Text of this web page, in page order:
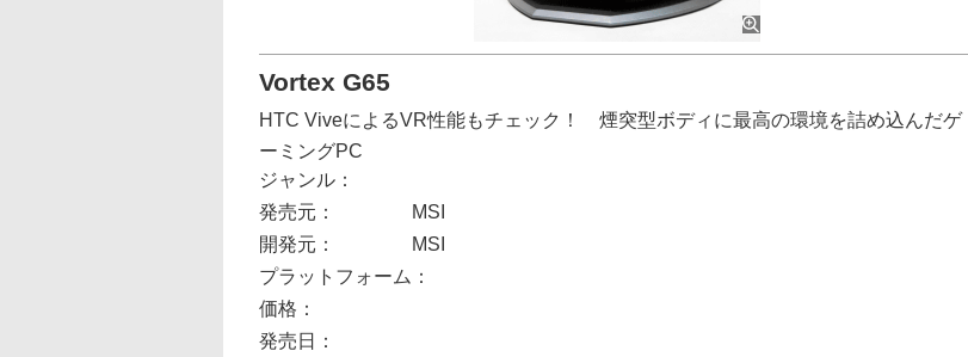
Vortex G65
HTC ViveによるVR性能もチェック！ 煙突型ボディに最高の環境を詰め込んだゲ
ーミングPC
ジャンル：
発売元：
MSI
開発元：
MSI
プラットフォーム：
価格：
発売日：